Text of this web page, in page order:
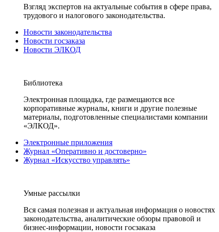
Взгляд экспертов на актуальные события в сфере права,
трудового и налогового законодательства.
Новости законодательства
Новости госзаказа
Новости ЭЛКОД
Библиотека
Электронная площадка, где размещаются все
корпоративные журналы, книги и другие полезные
материалы, подготовленные специалистами компании
«ЭЛКОД».
Электронные приложения
Журнал «Оперативно и достоверно»
Журнал «Искусство управлять»
Умные рассылки
Вся самая полезная и актуальная информация о новостях
законодательства, аналитические обзоры правовой и
бизнес-информации, новости госзаказа